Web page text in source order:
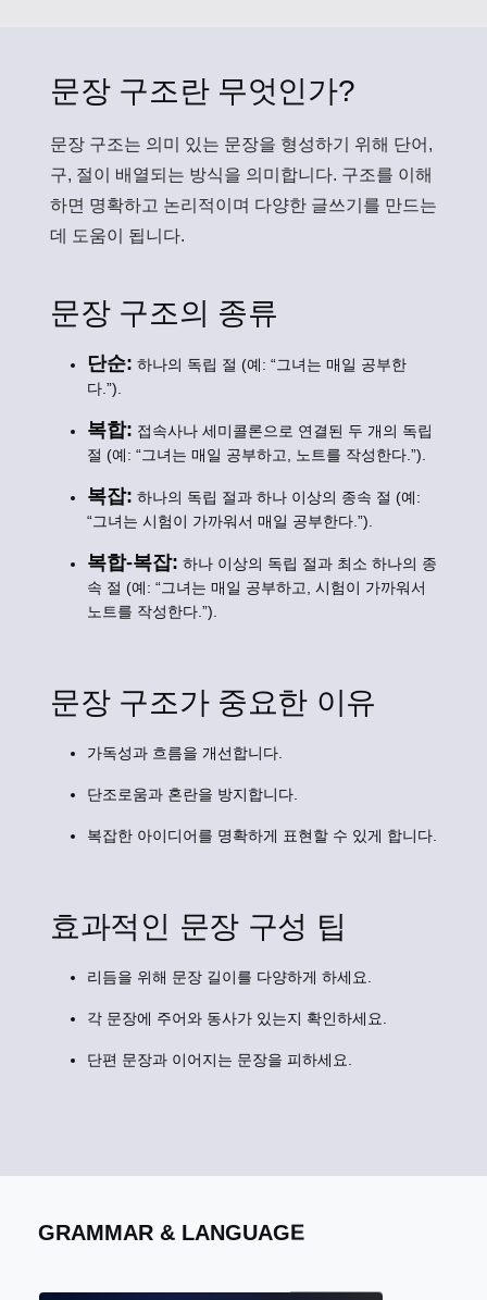
문장 구조란 무엇인가?
문장 구조는 의미 있는 문장을 형성하기 위해 단어,
구, 절이 배열되는 방식을 의미합니다. 구조를 이해
하면 명확하고 논리적이며 다양한 글쓰기를 만드는
데 도움이 됩니다.
문장 구조의 종류
단순: 하나의 독립 절 (예: “그녀는 매일 공부한
다.”).
복합: 접속사나 세미콜론으로 연결된 두 개의 독립
절 (예: “그녀는 매일 공부하고, 노트를 작성한다.”).
복잡: 하나의 독립 절과 하나 이상의 종속 절 (예:
“그녀는 시험이 가까워서 매일 공부한다.”).
복합-복잡: 하나 이상의 독립 절과 최소 하나의 종
속 절 (예: “그녀는 매일 공부하고, 시험이 가까워서
노트를 작성한다.”).
문장 구조가 중요한 이유
가독성과 흐름을 개선합니다.
단조로움과 혼란을 방지합니다.
복잡한 아이디어를 명확하게 표현할 수 있게 합니다.
효과적인 문장 구성 팁
리듬을 위해 문장 길이를 다양하게 하세요.
각 문장에 주어와 동사가 있는지 확인하세요.
단편 문장과 이어지는 문장을 피하세요.
GRAMMAR & LANGUAGE